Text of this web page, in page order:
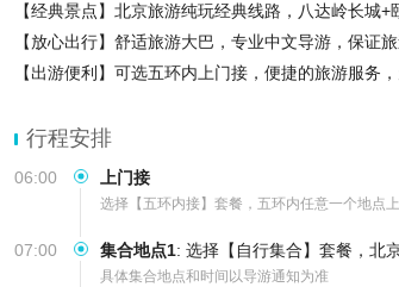
【经典景点】北京旅游纯玩经典线路，八达岭长城+
【放心出行】舒适旅游大巴，专业中文导游，保证
【出游便利】可选五环内上门接，便捷的旅游服务
行程安排
06:00 上门接
选择【五环内接】套餐，五环内任意一个地点
07:00 集合地点1: 选择【自行集合】套餐，北
具体集合地点和时间以导游通知为准